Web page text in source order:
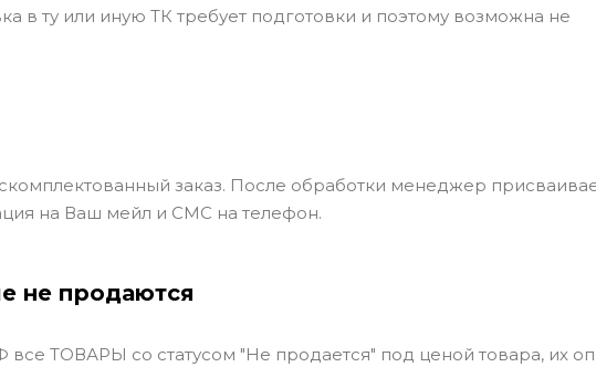
в ту или иную ТК требует подготовки и поэтому возможна не
заказ. После обработки менеджер
на Ваш мейл и СМС на телефон.
не продаются
ТОВАРЫ со статусом "Не продается" под ценой товара, их